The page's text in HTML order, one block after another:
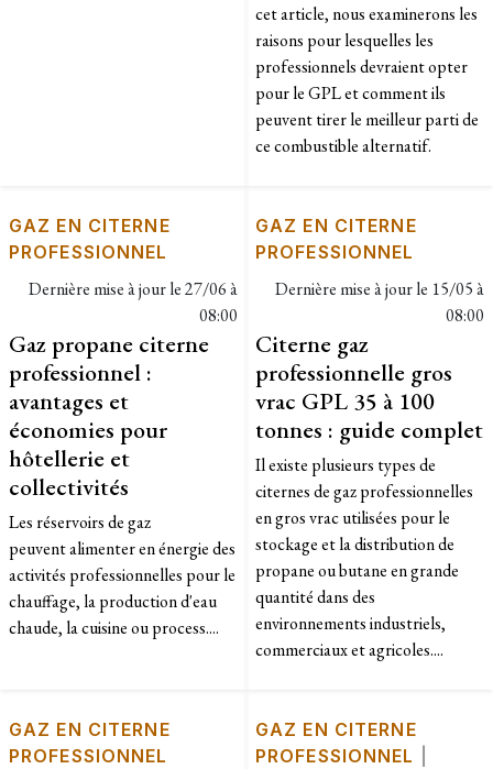
cet article, nous examinerons les
raisons pour lesquelles les
professionnels devraient opter
pour le GPL et comment ils
peuvent tirer le meilleur parti de
ce combustible alternatif.
GAZ EN CITERNE
PROFESSIONNEL
Dernière mise à jour le27/06 à
08:00
Gaz propane citerne
professionnel :
avantages et
économies pour
hôtellerie et
collectivités
Les réservoirs de gaz
peuvent alimenter en énergie des
activités professionnelles pour le
chauffage, la production d'eau
chaude, la cuisine ou process....
GAZ EN CITERNE
PROFESSIONNEL
Dernière mise à jour le 15/05 à
08:00
Citerne gaz
professionnelle gros
vrac GPL 35 à 100
tonnes : guide complet
Il existe plusieurs types de
citernes de gaz professionnelles
en gros vrac utilisées pour le
stockage et la distribution de
propane ou butane en grande
quantité dans des
environnements industriels,
commerciaux et agricoles....
GAZ EN CITERNE
PROFESSIONNEL
GAZ EN CITERNE
PROFESSIONNEL